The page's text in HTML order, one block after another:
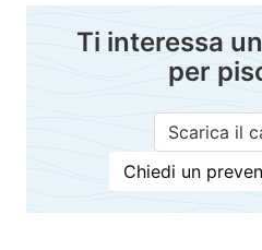
Ti interessa
per
Scarica il
Chiedi un